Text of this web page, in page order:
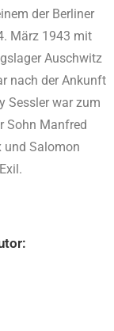
der Berliner
März 1943 mit
Auschwitz
nach der Ankunft
Sessler war zum
Sohn Manfred
und Salomon